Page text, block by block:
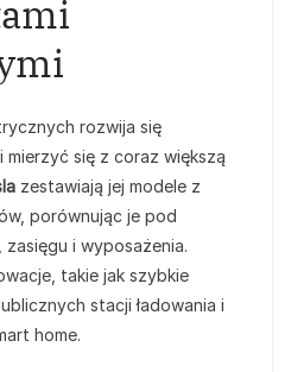
rozwija się
mierzyć się z coraz większą
zestawiają jej modele z
porównując je pod
i wyposażenia.
takie jak szybkie
stacji ładowania i
home.